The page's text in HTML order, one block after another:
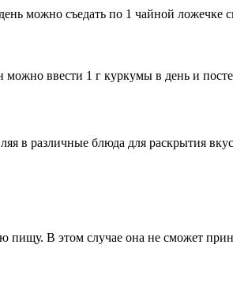
можно съедать по 1 чайной ложечке
можно ввести 1 г куркумы в день и
в различные блюда для раскрытия
В этом случае она не сможет